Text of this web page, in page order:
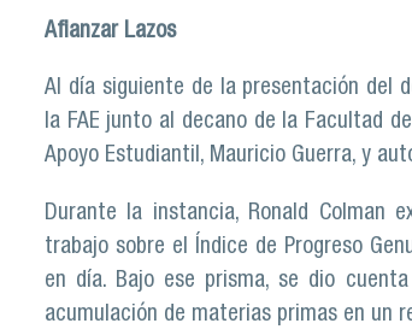
Afianzar Lazos
Al día siguiente de la presentación del
la FAE junto al decano de la Facultad
Apoyo Estudiantil, Mauricio Guerra, y
Durante la instancia, Ronald Colman
trabajo sobre el Índice de Progreso
en día. Bajo ese prisma, se dio
acumulación de materias primas en un